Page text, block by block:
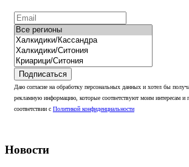
Подписаться
Даю согласие на обработку персональных данных и хотел бы
рекламную информацию, которые соответствуют моим интересам и
соответствии с Политикой конфиденциальности
Новости